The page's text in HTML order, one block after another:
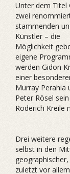
Unter dem Titel
zwei
stammenden
Künstler – die
Möglichkeit
eigene
werden Gidon
einer
Murray Perahia
Peter Rösel
Roderich Kreile
Drei weitere
selbst in den
zuletzt vor